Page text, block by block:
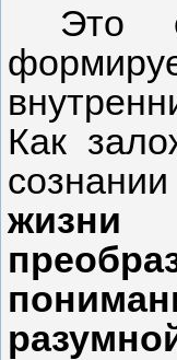
Это
Как
жизни